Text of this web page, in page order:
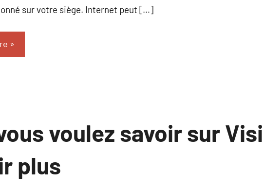
sur votre siège. Internet peut […]
voulez savoir sur
plus